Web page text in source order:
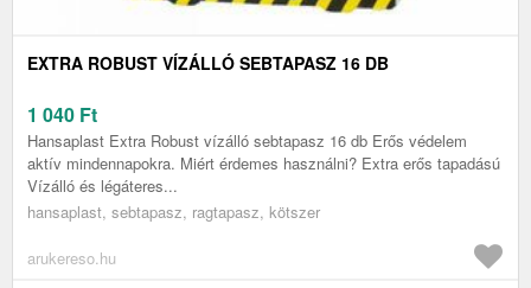
EXTRA ROBUST VÍZÁLLÓ SEBTAPASZ 16 DB
1 040 Ft
Hansaplast Extra Robust vízálló sebtapasz 16 db Erős védelem
aktív mindennapokra. Miért érdemes használni? Extra erős tapadású
Vízálló és légáteres...
hansaplast, sebtapasz, ragtapasz, kötszer
arukereso.hu